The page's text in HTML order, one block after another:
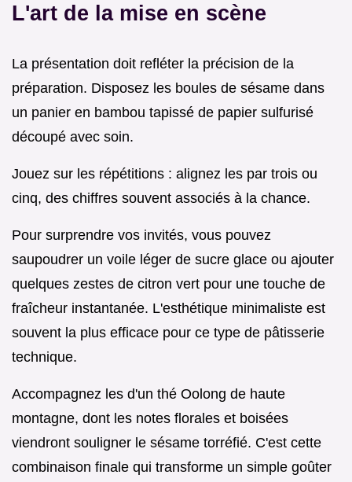
L'art de la mise en scène
La présentation doit refléter la précision de la
préparation. Disposez les boules de sésame dans
un panier en bambou tapissé de papier sulfurisé
découpé avec soin.
Jouez sur les répétitions : alignez les par trois ou
cinq, des chiffres souvent associés à la chance.
Pour surprendre vos invités, vous pouvez
saupoudrer un voile léger de sucre glace ou ajouter
quelques zestes de citron vert pour une touche de
fraîcheur instantanée. L'esthétique minimaliste est
souvent la plus efficace pour ce type de pâtisserie
technique.
Accompagnez les d'un thé Oolong de haute
montagne, dont les notes florales et boisées
viendront souligner le sésame torréfié. C'est cette
combinaison finale qui transforme un simple goûter